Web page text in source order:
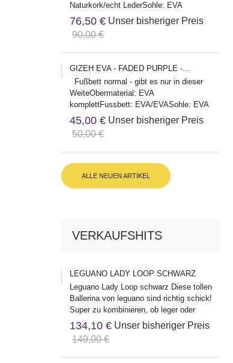
Naturkork/echt LederSohle: EVA
Herstelleradresse:Birkenstock Global
Sales...
76,50 € Unser bisheriger Preis
90,00 €
GIZEH EVA - FADED PURPLE -...
Fußbett normal - gibt es nur in dieser
WeiteObermaterial: EVA
komplettFussbett: EVA/EVASohle: EVA
Herstelleradresse:Birkenstock Global...
45,00 € Unser bisheriger Preis
50,00 €
ALLE NEUEN ARTIKEL
VERKAUFSHITS
LEGUANO LADY LOOP SCHWARZ
Leguano Lady Loop schwarz Diese tollen
Ballerina von leguano sind richtig schick!
Super zu kombinieren, ob leger oder
klassisch, die passen...
134,10 € Unser bisheriger Preis
149,00 €